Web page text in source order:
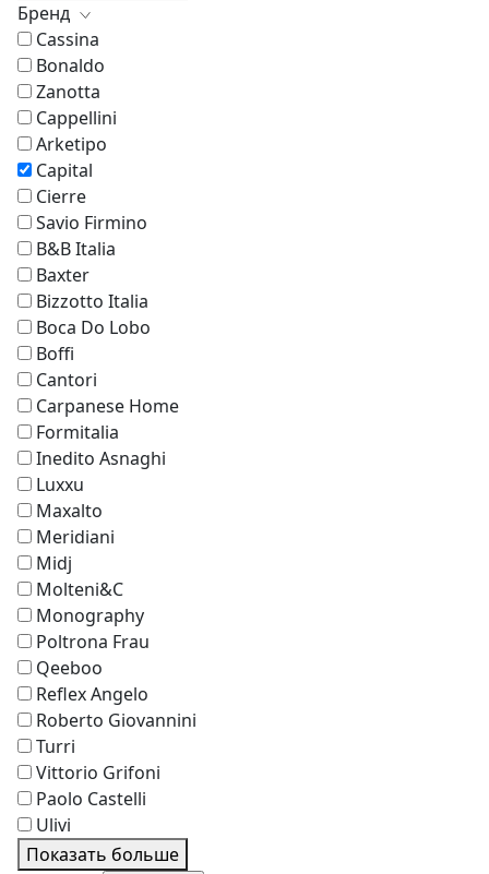
Бренд
Cassina
Bonaldo
Zanotta
Cappellini
Arketipo
Capital
Cierre
Savio Firmino
B&B Italia
Baxter
Bizzotto Italia
Boca Do Lobo
Boffi
Cantori
Carpanese Home
Formitalia
Inedito Asnaghi
Luxxu
Maxalto
Meridiani
Midj
Molteni&C
Monography
Poltrona Frau
Qeeboo
Reflex Angelo
Roberto Giovannini
Turri
Vittorio Grifoni
Paolo Castelli
Ulivi
Показать больше